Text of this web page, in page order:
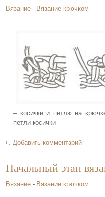
Вязание - Вязание крючком
– косички и петлю на
петли косички
Добавить комментарий
Начальный этап
Вязание - Вязание крючком